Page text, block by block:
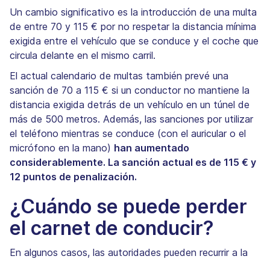
Un cambio significativo es la introducción de una multa
de entre 70 y 115 € por no respetar la distancia mínima
exigida entre el vehículo que se conduce y el coche que
circula delante en el mismo carril.
El actual calendario de multas también prevé una
sanción de 70 a 115 € si un conductor no mantiene la
distancia exigida detrás de un vehículo en un túnel de
más de 500 metros. Además, las sanciones por utilizar
el teléfono mientras se conduce (con el auricular o el
micrófono en la mano) han aumentado
considerablemente. La sanción actual es de 115 € y
12 puntos de penalización.
¿Cuándo se puede perder
el carnet de conducir?
En algunos casos, las autoridades pueden recurrir a la